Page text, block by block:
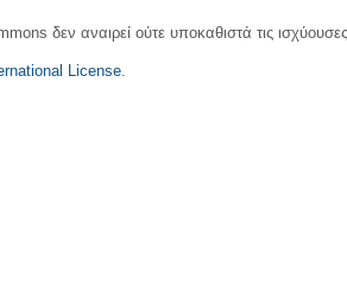
δεν αναιρεί ούτε υποκαθιστά τις
License.